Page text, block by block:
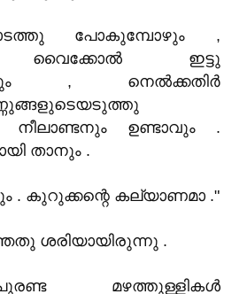
പോകുമ്പോഴും ,
വൈക്കോൽ ഇട്ടു
, നെൽക്കതിർ
നീലാണ്ടനും ഉണ്ടാവും .
താനും .
. കുറുക്കന്റെ കല്യാണമാ ."
ശരിയായിരുന്നു .
മഴത്തുള്ളികൾ